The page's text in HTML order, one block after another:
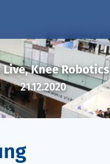
Live, Knee Robotics
21.12.2020